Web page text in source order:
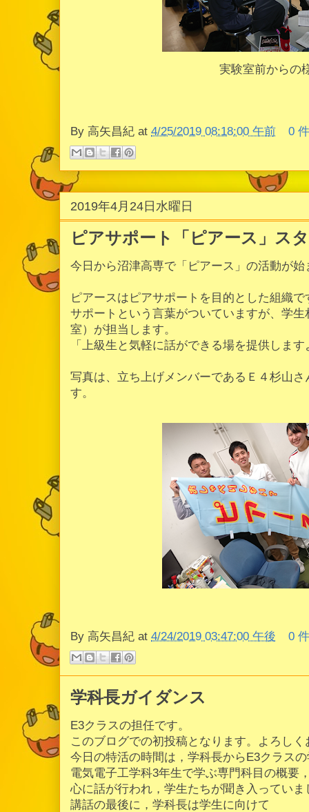
実験室前からの
By 高矢昌紀 at 4/25/2019 08:18:00 午前 0
2019年4月24日水曜日
ピアサポート「ピアース」ス
今日から沼津高専で「ピアース」の活動が始
ピアースはピアサポートを目的とした組織で
サポートという言葉がついていますが、学
室）が担当します。
「上級生と気軽に話ができる場を提供しま
写真は、立ち上げメンバーであるＥ４杉山
す。
By 高矢昌紀 at 4/24/2019 03:47:00 午後 0
学科長ガイダンス
E3クラスの担任です。
このブログでの初投稿となります。よろし
今日の特活の時間は，学科長からE3クラス
電気電子工学科3年生で学ぶ専門科目の概要
心に話が行われ，学生たちが聞き入っていま
講話の最後に，学科長は学生に向けて